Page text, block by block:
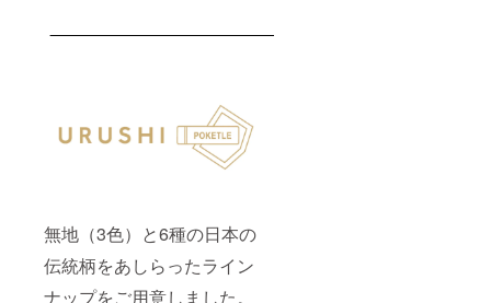
無地（3色）と6種の日本の
伝統柄をあしらったライン
ナップをご用意しました。